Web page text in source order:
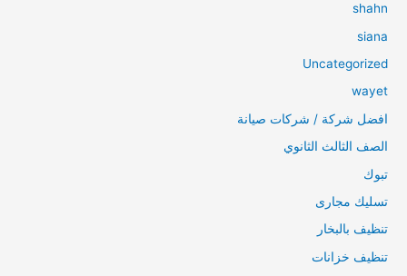
shahn
siana
Uncategorized
wayet
افضل شركة / شركات صيانة
الصف الثالث الثانوي
تبوك
تسليك مجارى
تنظيف بالبخار
تنظيف خزانات